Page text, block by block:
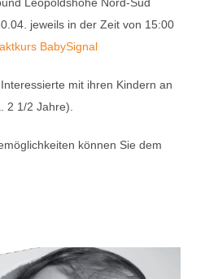
jeweils in der Zeit von 15:00
BabySignal
mit ihren Kindern an
2 1/2 Jahre).
können Sie dem